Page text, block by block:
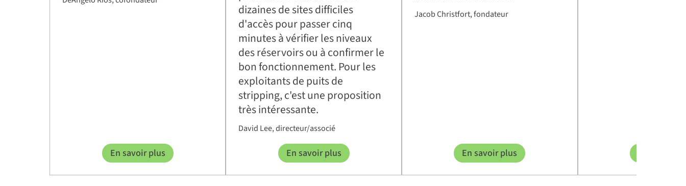
En savoir plus
dizaines de sites difficiles
d'accès pour passer cinq
minutes à vérifier les niveaux
des réservoirs ou à confirmer le
bon fonctionnement. Pour les
exploitants de puits de
stripping, c'est une proposition
très intéressante.
David Lee, directeur/associé
En savoir plus
Jacob Christfort, fondateur
En savoir plus